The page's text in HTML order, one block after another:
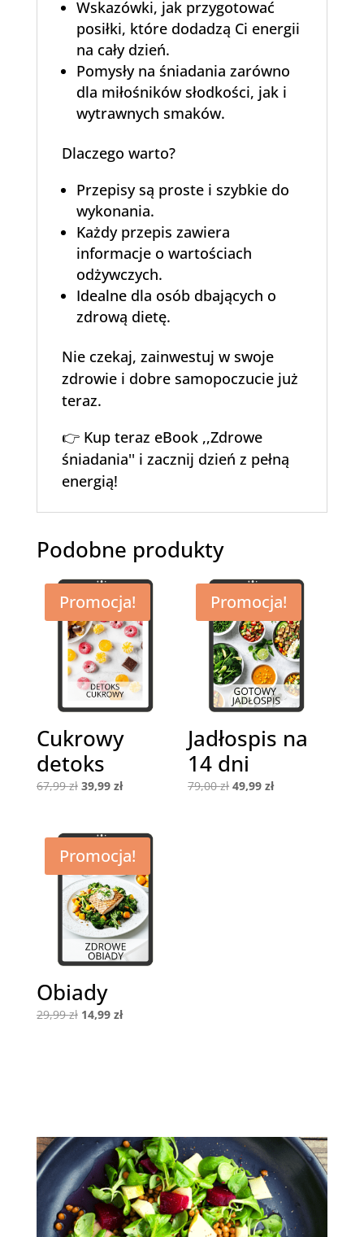
Wskazówki, jak przygotować
posiłki, które dodadzą Ci energii
na cały dzień.
Pomysły na śniadania zarówno
dla miłośników słodkości, jak i
wytrawnych smaków.
Dlaczego warto?
Przepisy są proste i szybkie do
wykonania.
Każdy przepis zawiera
informacje o wartościach
odżywczych.
Idealne dla osób dbających o
zdrową dietę.
Nie czekaj, zainwestuj w swoje
zdrowie i dobre samopoczucie już
teraz.
👉 Kup teraz eBook ,,Zdrowe
śniadania'' i zacznij dzień z pełną
energią!
Podobne produkty
Promocja!
Cukrowy
detoks
67,99zł Pierwotna
67,99 zł.
39,99 złAktualna
39,99 zł.
Promocja!
Jadłospis na
14 dni
79,00zł Pierwotna
49,99złAktualna
Promocja!
Obiady
29,99zł Pierwotna
14,99 złAktualna